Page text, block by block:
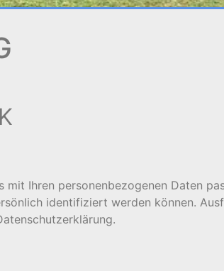
Ihren personenbezogenen Daten
identifiziert werden können.